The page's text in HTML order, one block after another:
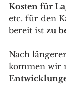
Kosten für
etc. für den
bereit ist zu
Nach
kommen wir